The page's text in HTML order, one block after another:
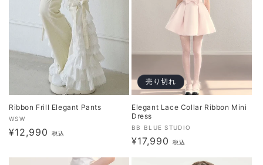
Ribbon Frill Elegant Pants
販
売
WSW
通
価
¥12,990 税込
売り切れ
Elegant Lace Collar Ribbon Mini
Dress
販
売
BB BLUE STUDIO
通
¥17,990 税込